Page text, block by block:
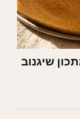
שיגנוב